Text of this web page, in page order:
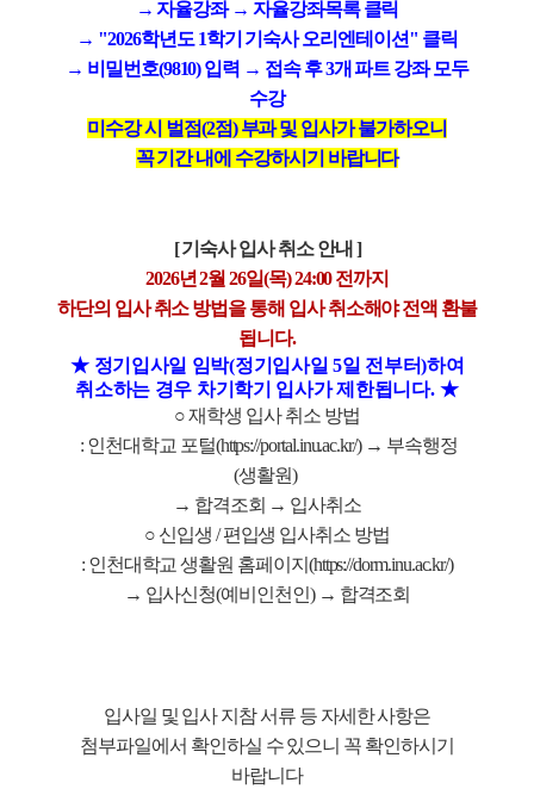
→ 자율강좌 → 자율강좌목록 클릭
→ "2026학년도 1학기 기숙사 오리엔테이션" 클릭
→ 비밀번호(9810) 입력 → 접속 후 3개 파트 강좌 모두
수강
미수강 시 벌점(2점) 부과 및 입사가 불가하오니
꼭 기간 내에 수강하시기 바랍니다
[기숙사 입사 취소 안내 ]
2026년 2월 26일(목) 24:00전까지
하단의 입사 취소 방법을 통해 입사 취소해야 전액 환불
됩니다.
★ 정기입사일 임박(정기입사일 5일 전부터)하여
취소하는 경우 차기학기 입사가 제한됩니다. ★
○ 재학생 입사 취소 방법
: 인천대학교 포털(https://portal.inu.ac.kr/) → 부속행정
(생활원)
→ 합격조회 → 입사취소
○ 신입생 / 편입생 입사취소 방법
: 인천대학교 생활원 홈페이지(https://dorm.inu.ac.kr/)
→ 입사신청(예비인천인) → 합격조회
입사일 및 입사 지참 서류 등 자세한 사항은
첨부파일에서 확인하실 수 있으니 꼭 확인하시기
바랍니다